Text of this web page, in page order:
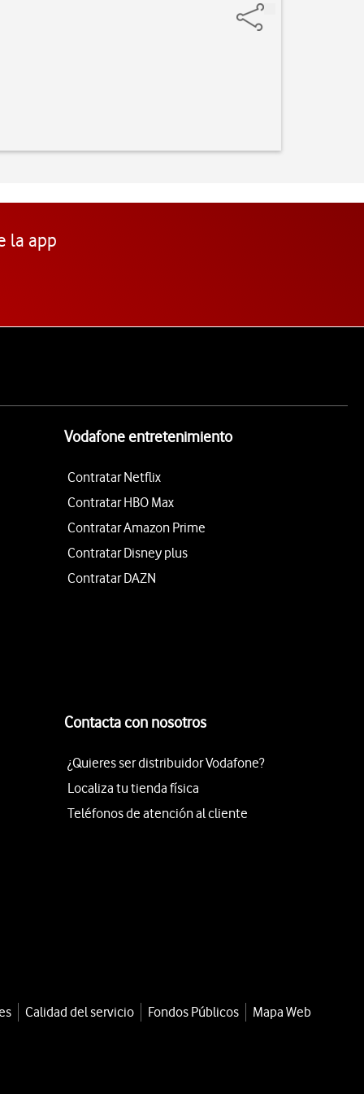
la app
Vodafone entretenimiento
Contratar Netflix
Contratar HBO Max
Contratar Amazon Prime
Contratar Disney plus
Contratar DAZN
Contacta con nosotros
¿Quieres ser distribuidor Vodafone?
Localiza tu tienda física
Teléfonos de atención al cliente
Calidad del servicio Fondos Públicos
Mapa Web